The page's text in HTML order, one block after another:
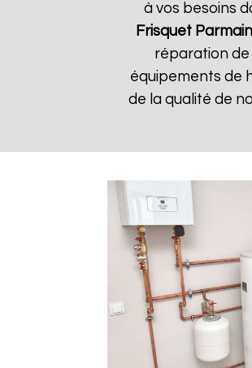
à vos besoins
Frisquet Parmain
réparation de
équipements de
de la qualité de